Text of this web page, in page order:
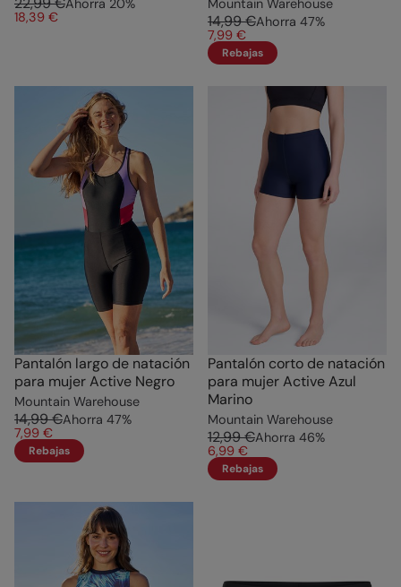
Ahorra 20%
18,39 €
Mountain Warehouse
14,99 €Ahorra 47%
7,99 €
Rebajas
Pantalón largo de natación
para mujer Active Negro
Mountain Warehouse
14,99 €Ahorra 47%
7,99 €
Rebajas
Pantalón corto de natación
para mujer Active Azul
Marino
Mountain Warehouse
12,99 €Ahorra 46%
6,99 €
Rebajas